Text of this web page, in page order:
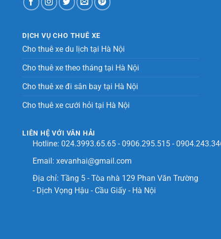
DỊCH VỤ CHO THUÊ XE
Cho thuê xe du lịch tại Hà Nội
Cho thuê xe theo tháng tại Hà Nội
Cho thuê xe đi sân bay tại Hà Nội
Cho thuê xe cưới hỏi tại Hà Nội
LIÊN HỆ VỚI VÂN HẢI
Hotline: 024.3993.65.65- 0906.295.515-
Email: xevanhai@gmail.com
Địa chỉ: Tầng 5 - Tòa nhà 129 Phan Văn Trường
- Dịch Vọng Hậu - Cầu Giấy - Hà Nội